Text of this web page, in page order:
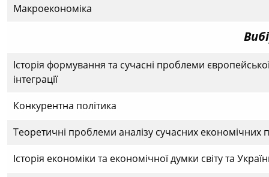
Макроекономіка
Історія формування та сучасні проблеми
інтеграції
Конкурентна політика
Теоретичні проблеми аналізу сучасних економічних
Історія економіки та економічної думки світу та